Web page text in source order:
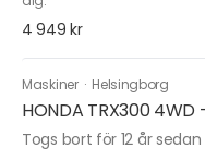
4 949 kr
Maskiner · Helsingborg
HONDA TRX300
Togs bort för 12 år sedan